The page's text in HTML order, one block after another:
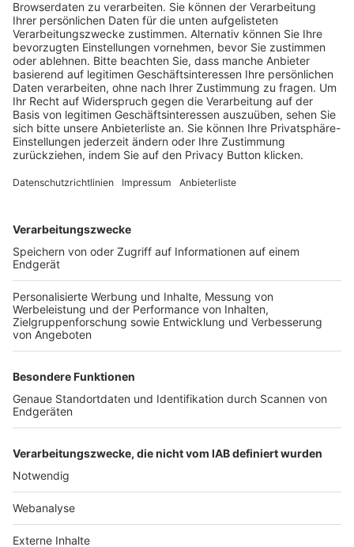
Trainerausbildung
Schulungsangebot Vereinsmitarbeiter
BFV-Geschäftsstellen
Trainerbörse
Login SpielPlus
FOLGE DEM BFV
TOP-VEREINE
TOP-PARTNER
Nutzungsbedingungen Datenschutz Impressum